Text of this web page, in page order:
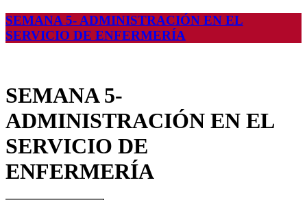
SEMANA 5- ADMINISTRACIÓN EN EL
SERVICIO DE ENFERMERÍA
SEMANA 5-
ADMINISTRACIÓN EN EL
SERVICIO DE
ENFERMERÍA